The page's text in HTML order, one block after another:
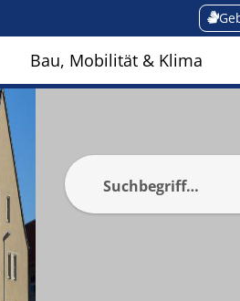
Bau, Mobilität & Klima